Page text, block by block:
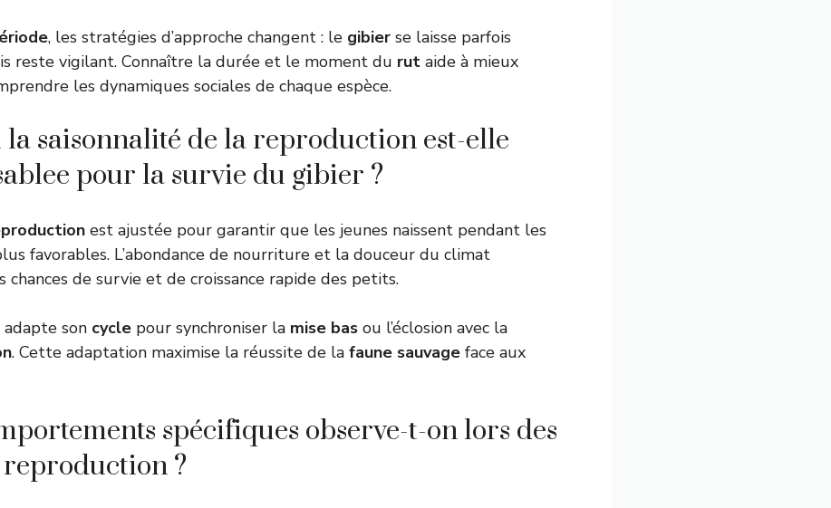
, les stratégies d’approche changent : le gibier se laisse parfois
reste vigilant. Connaître la durée et le moment du rut aide à mieux
les dynamiques sociales de chaque espèce.
saisonnalité de la reproduction est-elle
pour la survie du gibier ?
est ajustée pour garantir que les jeunes naissent pendant les
favorables. L’abondance de nourriture et la douceur du climat
de survie et de croissance rapide des petits.
adapte son cycle pour synchroniser la mise bas ou l’éclosion avec la
. Cette adaptation maximise la réussite de la faune sauvage face aux
spécifiques observe-t-on lors des
reproduction ?